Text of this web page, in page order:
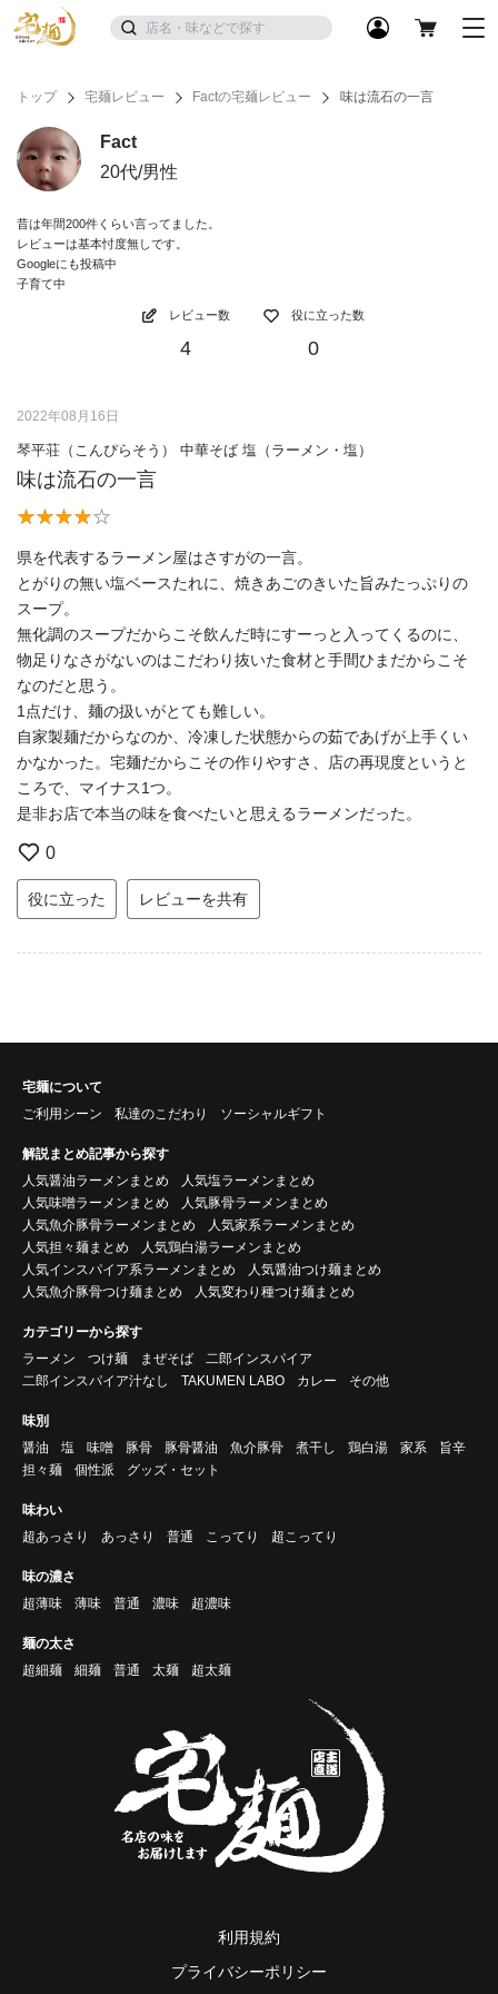
トップ 宅麺レビュー Factの宅麺レビュー 味は流石の一言
Fact
20代/男性
昔は年間200件くらい言ってました。
レビューは基本忖度無しです。
Googleにも投稿中
子育て中
レビュー数
4
役に立った数
0
2022年08月16日
琴平荘（こんぴらそう） 中華そば 塩（ラーメン・塩）
味は流石の一言
県を代表するラーメン屋はさすがの一言。
とがりの無い塩ベースたれに、焼きあごのきいた旨みたっぷりの
スープ。
無化調のスープだからこそ飲んだ時にすーっと入ってくるのに、
物足りなさがないのはこだわり抜いた食材と手間ひまだからこそ
なのだと思う。
1点だけ、麺の扱いがとても難しい。
自家製麺だからなのか、冷凍した状態からの茹であげが上手くい
かなかった。宅麺だからこその作りやすさ、店の再現度というと
ころで、マイナス1つ。
是非お店で本当の味を食べたいと思えるラーメンだった。
0
役に立った レビューを共有
宅麺について
ご利用シーン
私達のこだわり ソーシャルギフト
解説まとめ記事から探す
人気醤油ラーメンまとめ
人気塩ラーメンまとめ
人気味噌ラーメンまとめ
人気豚骨ラーメンまとめ
人気魚介豚骨ラーメンまとめ
人気家系ラーメンまとめ
人気担々麺まとめ
人気鶏白湯ラーメンまとめ
人気インスパイア系ラーメンまとめ
人気醤油つけ麺まとめ
人気魚介豚骨つけ麺まとめ
人気変わり種つけ麺まとめ
カテゴリーから探す
ラーメン
つけ麺 まぜそば
二郎インスパイア
二郎インスパイア汁なし
TAKUMEN LABO カレー その他
味別
醤油
塩 味噌 豚骨 豚骨醤油 魚介豚骨 煮干し 鶏白湯 家系
旨辛
担々麺
個性派 グッズ・セット
味わい
超あっさり
あっさり 普通 こってり 超こってり
味の濃さ
超薄味
薄味 普通 濃味 超濃味
麺の太さ
超細麺
細麺 普通 太麺 超太麺
利用規約
プライバシーポリシー